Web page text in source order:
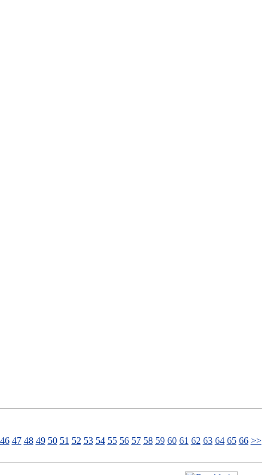
46 47 48 49 50 51 52 53 54 55 56 57 58 59 60 61 62 63 64 65 66 >>